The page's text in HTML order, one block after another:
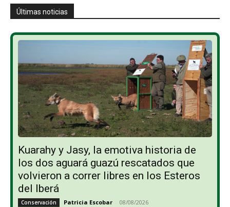
Últimas noticias
Kuarahy y Jasy, la emotiva historia de
los dos aguará guazú rescatados que
volvieron a correr libres en los Esteros
del Iberá
Conservación Patricia Escobar - 08/08/2026